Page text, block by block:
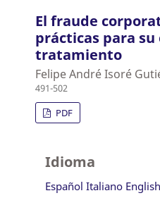
El fraude
prácticas para
tratamiento
Felipe André Isoré
491-502
PDF
Idioma
Español Italiano English